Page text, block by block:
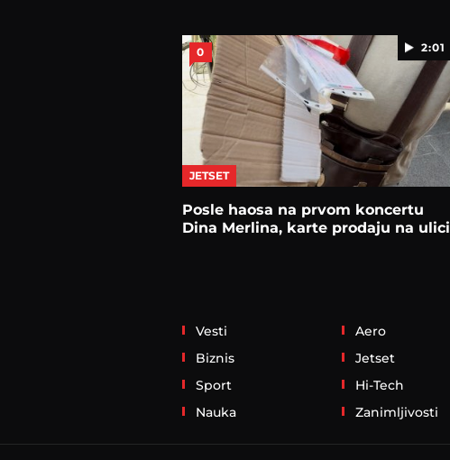
2:01
0
JETSET
Posle haosa na prvom koncertu
Dina Merlina, karte prodaju na ulici
Vesti
Biznis
Sport
Nauka
Aero
Jetset
Hi-Tech
Zanimljivosti